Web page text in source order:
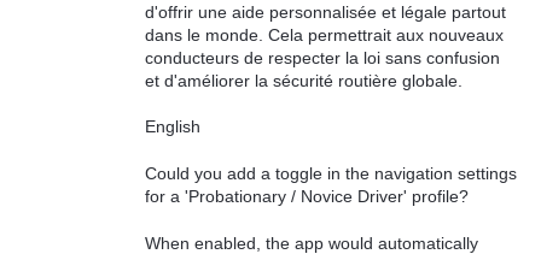
d'offrir une aide personnalisée et légale partout
dans le monde. Cela permettrait aux nouveaux
conducteurs de respecter la loi sans confusion
et d'améliorer la sécurité routière globale.
English
Could you add a toggle in the navigation settings
for a 'Probationary / Novice Driver' profile?
When enabled, the app would automatically